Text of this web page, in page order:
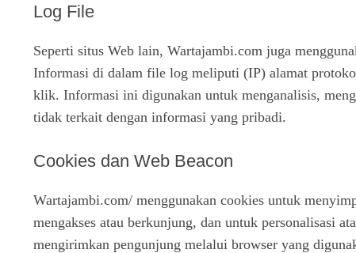
Log File
Seperti situs Web lain, Wartajambi.com juga
Informasi di dalam file log meliputi (IP) alamat
klik. Informasi ini digunakan untuk menganalisis,
tidak terkait dengan informasi yang pribadi.
Cookies dan Web Beacon
Wartajambi.com/ menggunakan cookies untuk
mengakses atau berkunjung, dan untuk personalisasi
mengirimkan pengunjung melalui browser yang